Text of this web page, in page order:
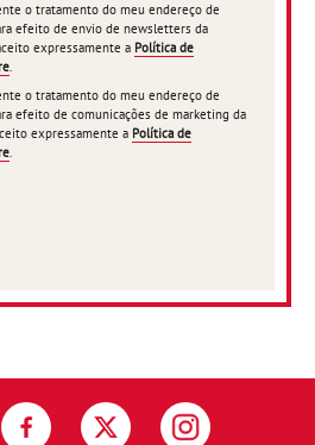
o tratamento do meu endereço de
efeito de envio de newsletters da
expressamente a Política de
.
o tratamento do meu endereço de
efeito de comunicações de marketing da
expressamente a Política de
.